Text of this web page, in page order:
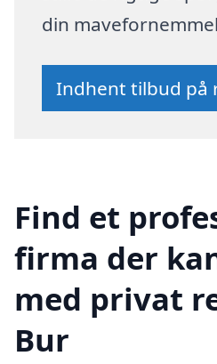
din
Indhent tilbud på
Find et
firma der
med privat
Bur